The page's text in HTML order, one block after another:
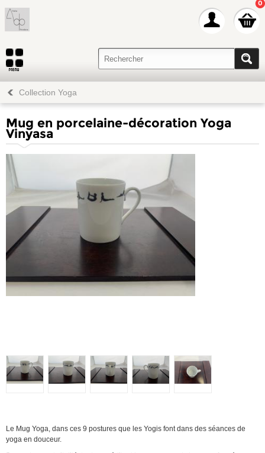
0
Collection Yoga
Mug en porcelaine-décoration Yoga
Vinyasa
Le Mug Yoga, dans ces 9 postures que les Yogis font dans des séances de
yoga en douceur.